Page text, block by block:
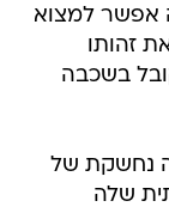
אפשר למצוא
זהותו
בשכבה
נחשקת של
שלה